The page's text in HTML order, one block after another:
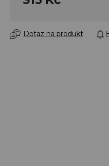
Dotaz na produkt